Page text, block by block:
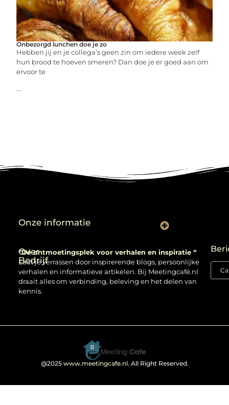
Onbezorgd lunchen doe je zo
Hebben jij en je collega’s geen zin om iedere week zelf
hun brood te hoeven smeren? Dan doe je er goed aan om
ervoor te
...
Over
Bedrijf
“Dé ontmoetingsplek voor verhalen en inspiratie “
Laat je verrassen door inspirerende blogs, persoonlijke
verhalen en informatieve artikelen. Bij Meetingcafé.nl
draait alles om verbinding, beleving en het delen van
kennis.
Onze informatie
@2025 www.meetingcafe.nl. All Right Reserved.